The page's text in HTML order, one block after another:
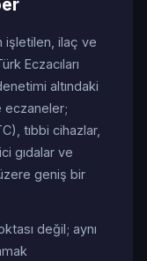
işletilen, ilaç ve
Eczacıları
altındaki
eczaneler;
tıbbi cihazlar,
gıdalar ve
geniş bir
değil; aynı